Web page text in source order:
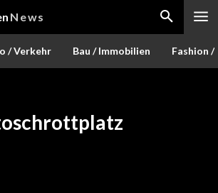
News
/ Verkehr Bau / Immobilien Fashion /